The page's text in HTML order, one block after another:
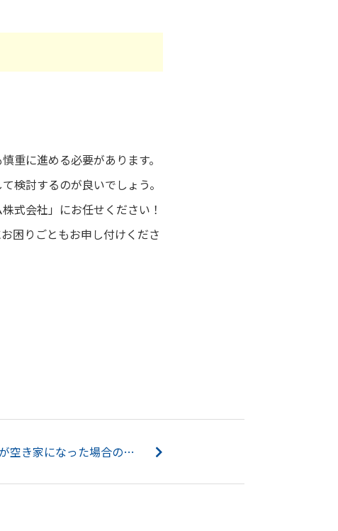
重に進める必要があります。
検討するのが良いでしょう。
式会社」にお任せください！
困りごともお申し付けくださ
【2023】相続した家が空き家になった場合の管理方法やその解決策...